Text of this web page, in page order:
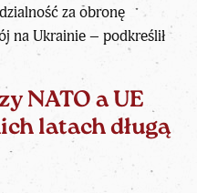
za obronę
na Ukrainie – podkreślił
NATO a UE
latach długą